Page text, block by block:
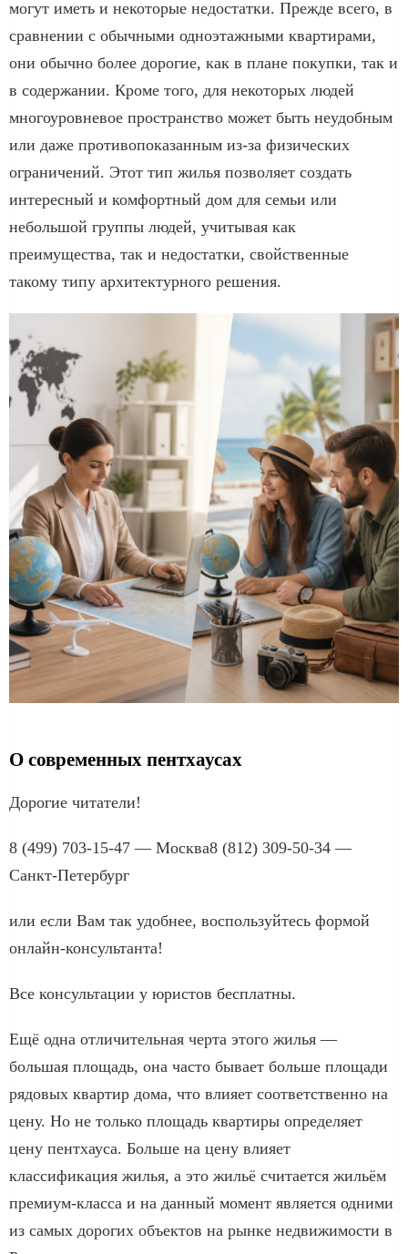
могут иметь и некоторые недостатки. Прежде всего, в
сравнении с обычными одноэтажными квартирами,
они обычно более дорогие, как в плане покупки, так и
в содержании. Кроме того, для некоторых людей
многоуровневое пространство может быть неудобным
или даже противопоказанным из-за физических
ограничений. Этот тип жилья позволяет создать
интересный и комфортный дом для семьи или
небольшой группы людей, учитывая как
преимущества, так и недостатки, свойственные
такому типу архитектурного решения.
О современных пентхаусах
Дорогие читатели!
8 (499) 703-15-47 — Москва8 (812) 309-50-34 —
Санкт-Петербург
или если Вам так удобнее, воспользуйтесь формой
онлайн-консультанта!
Все консультации у юристов бесплатны.
Ещё одна отличительная черта этого жилья —
большая площадь, она часто бывает больше площади
рядовых квартир дома, что влияет соответственно на
цену. Но не только площадь квартиры определяет
цену пентхауса. Больше на цену влияет
классификация жилья, а это жильё считается жильём
премиум-класса и на данный момент является одними
из самых дорогих объектов на рынке недвижимости в